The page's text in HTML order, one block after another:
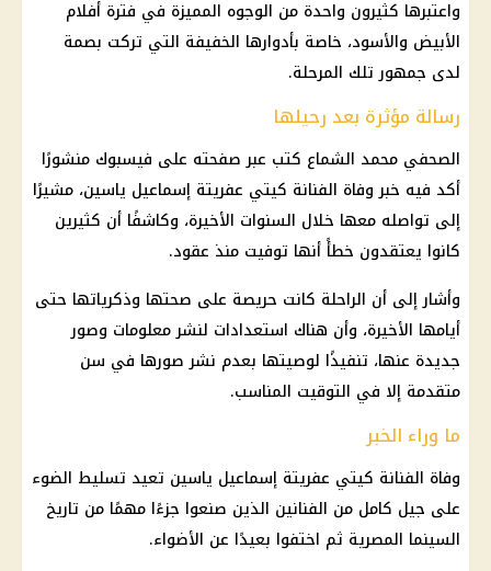
واعتبرها كثيرون واحدة من الوجوه المميزة في فترة أفلام
الأبيض والأسود، خاصة بأدوارها الخفيفة التي تركت بصمة
لدى جمهور تلك المرحلة.
رسالة مؤثرة بعد رحيلها
الصحفي محمد الشماع كتب عبر صفحته على فيسبوك منشورًا
أكد فيه خبر وفاة الفنانة كيتي عفريتة إسماعيل ياسين، مشيرًا
إلى تواصله معها خلال السنوات الأخيرة، وكاشفًا أن كثيرين
كانوا يعتقدون خطأً أنها توفيت منذ عقود.
وأشار إلى أن الراحلة كانت حريصة على صحتها وذكرياتها حتى
أيامها الأخيرة، وأن هناك استعدادات لنشر معلومات وصور
جديدة عنها، تنفيذًا لوصيتها بعدم نشر صورها في سن
متقدمة إلا في التوقيت المناسب.
ما وراء الخبر
وفاة الفنانة كيتي عفريتة إسماعيل ياسين تعيد تسليط الضوء
على جيل كامل من الفنانين الذين صنعوا جزءًا مهمًا من تاريخ
السينما المصرية ثم اختفوا بعيدًا عن الأضواء.